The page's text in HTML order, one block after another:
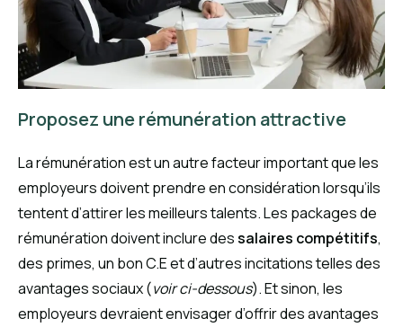
Proposez une rémunération attractive
La rémunération est un autre facteur important que les
employeurs doivent prendre en considération lorsqu’ils
tentent d’attirer les meilleurs talents. Les packages de
rémunération doivent inclure dessalaires compétitifs,
des primes, un bon C.E et d’autres incitations telles des
avantages sociaux (voir ci-dessous). Et sinon, les
employeurs devraient envisager d’offrir des avantages